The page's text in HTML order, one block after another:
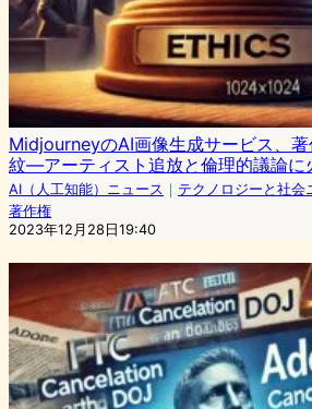
MidjourneyのAI画像生成サービス、
紋―アーティスト追放と倫理的議論に
AI（人工知能）ニュース ｜ テクノロジーと社会
著作権
2023年12月28日19:40